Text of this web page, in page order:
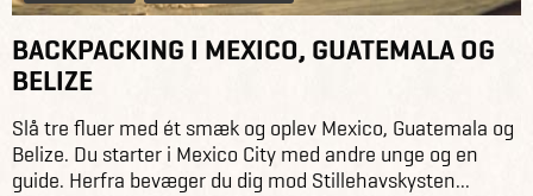
BACKPACKING I MEXICO, GUATEMALA OG
BELIZE
Slå tre fluer med ét smæk og oplev Mexico, Guatemala og
Belize. Du starter i Mexico City med andre unge og en
guide. Herfra bevæger du dig mod Stillehavskysten...